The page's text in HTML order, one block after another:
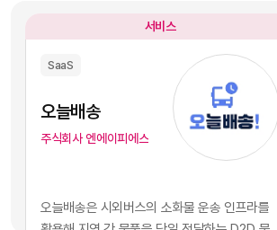
높이기 위해 도입한 수많은 소프트웨어들이 오히
려 전사적인 데이터의 흐름을 원천적으로 단절시
키는 부작용, 즉 'SaaS 파편화' 현상을 초래한 것
입니다. 각 부서가 자신의 목적에만 부합하는 솔루
션을 파편적으로 채택하고 운용함에 따라, 기업의
핵심 자산인 데이터는 서로 호환되지 않는 수백 개
의 개별 애플리케이션 서버 안에 고립되는 결과를
니다. 특정 부서 단위의 기능적 최적화나 개별 앱의
서비스
SaaS
오늘배송
주식회사 엔에이피에스
오늘배송은 시외버스의 소화물 운송 인프라를